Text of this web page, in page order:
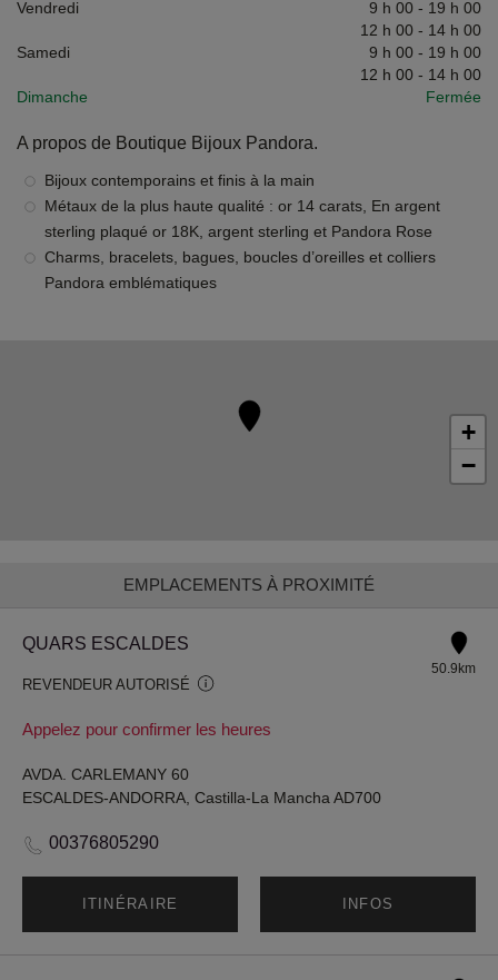
Vendredi
9 h 00 - 19 h 00
12 h 00 - 14 h 00
Samedi
9 h 00 - 19 h 00
12 h 00 - 14 h 00
Dimanche
Fermée
A propos de Boutique Bijoux Pandora.
Bijoux contemporains et finis à la main
Métaux de la plus haute qualité : or 14 carats, En argent
sterling plaqué or 18K, argent sterling et Pandora Rose
Charms, bracelets, bagues, boucles d’oreilles et colliers
Pandora emblématiques
+
−
EMPLACEMENTS À PROXIMITÉ
QUARS ESCALDES
REVENDEUR AUTORISÉ
Appelez pour confirmer les heures
50.9km
AVDA. CARLEMANY 60
ESCALDES-ANDORRA, Castilla-La Mancha AD700
00376805290
ITINÉRAIRE INFOS